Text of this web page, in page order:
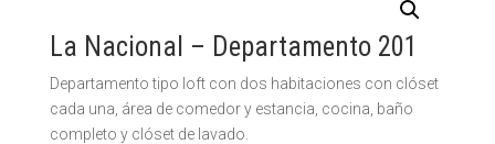
La Nacional – Departamento 201
Departamento tipo loft con dos habitaciones con clóset
cada una, área de comedor y estancia, cocina, baño
completo y clóset de lavado.